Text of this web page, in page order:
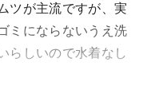
ツが主流ですが、実
ミにならないうえ洗
らしいので水着なし